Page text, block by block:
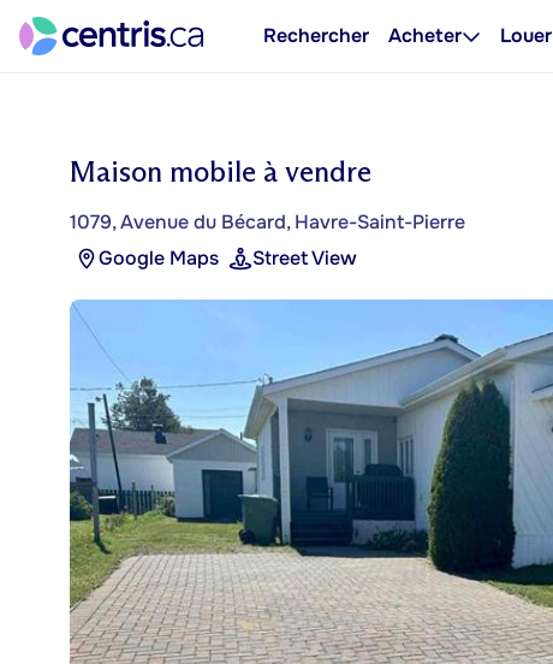
Rechercher Acheter Louer
Maison mobile à vendre
1079, Avenue du Bécard, Havre-Saint-Pierre
Google Maps
Street View